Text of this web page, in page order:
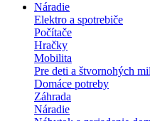
Náradie
Elektro a spotrebiče
Počítače
Hračky
Mobilita
Pre deti a štvornohých
Domáce potreby
Záhrada
Náradie